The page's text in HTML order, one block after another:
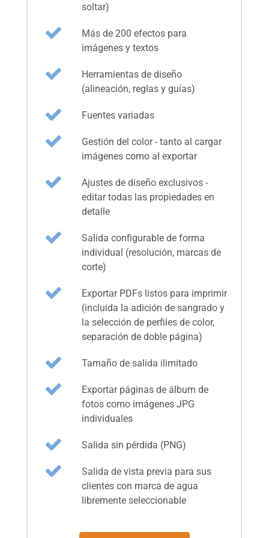
soltar)
Más de 200 efectos para
imágenes y textos
Herramientas de diseño
(alineación, reglas y guías)
Fuentes variadas
Gestión del color - tanto al cargar
imágenes como al exportar
Ajustes de diseño exclusivos -
editar todas las propiedades en
detalle
Salida configurable de forma
individual (resolución, marcas de
corte)
Exportar PDFs listos para imprimir
(incluida la adición de sangrado y
la selección de perfiles de color,
separación de doble página)
Tamaño de salida ilimitado
Exportar páginas de álbum de
fotos como imágenes JPG
individuales
Salida sin pérdida (PNG)
Salida de vista previa para sus
clientes con marca de agua
libremente seleccionable